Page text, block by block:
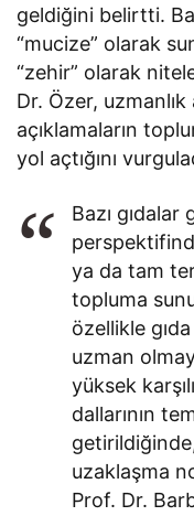
geldiğini belirtti.
“mucize” olarak
“zehir” olarak
Dr. Özer, uzmanlık
açıklamaların
yol açtığını
Bazı gıdalar
ya da tam
topluma
özellikle
uzman
yüksek
dallarının
uzaklaşma
Prof. Dr.